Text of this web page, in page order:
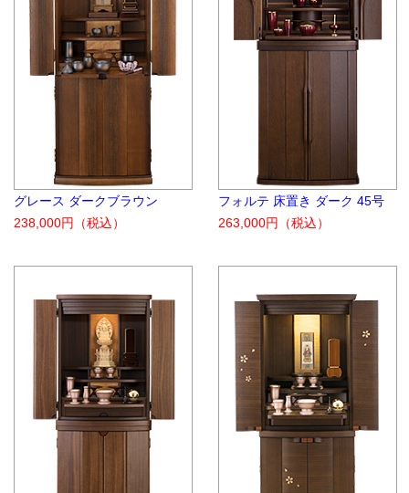
グレース ダークブラウン
238,000円
（税込）
フォルテ 床置き ダーク 45号
263,000円
（税込）